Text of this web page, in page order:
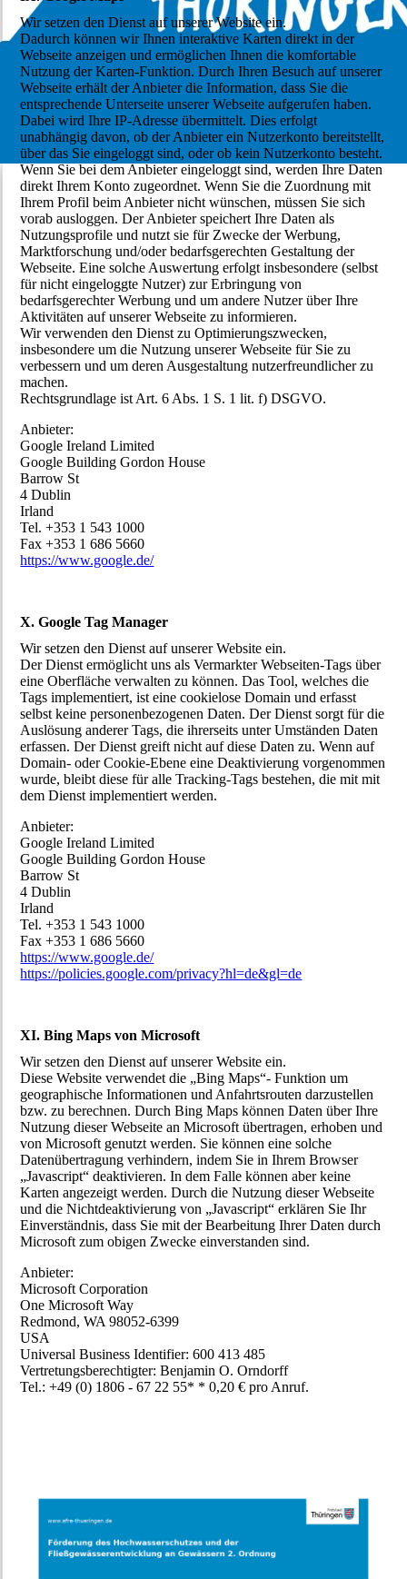
Wir setzen den Dienst auf unserer Website ein.
Dadurch können wir Ihnen interaktive Karten direkt in der
Webseite anzeigen und ermöglichen Ihnen die komfortable
Nutzung der Karten-Funktion. Durch Ihren Besuch auf unserer
Webseite erhält der Anbieter die Information, dass Sie die
entsprechende Unterseite unserer Webseite aufgerufen haben.
Dabei wird Ihre IP-Adresse übermittelt. Dies erfolgt
unabhängig davon, ob der Anbieter ein Nutzerkonto bereitstellt,
über das Sie eingeloggt sind, oder ob kein Nutzerkonto besteht.
Wenn Sie bei dem Anbieter eingeloggt sind, werden Ihre Daten
direkt Ihrem Konto zugeordnet. Wenn Sie die Zuordnung mit
Ihrem Profil beim Anbieter nicht wünschen, müssen Sie sich
vorab ausloggen. Der Anbieter speichert Ihre Daten als
Nutzungsprofile und nutzt sie für Zwecke der Werbung,
Marktforschung und/oder bedarfsgerechten Gestaltung der
Webseite. Eine solche Auswertung erfolgt insbesondere (selbst
für nicht eingeloggte Nutzer) zur Erbringung von
bedarfsgerechter Werbung und um andere Nutzer über Ihre
Aktivitäten auf unserer Webseite zu informieren.
Wir verwenden den Dienst zu Optimierungszwecken,
insbesondere um die Nutzung unserer Webseite für Sie zu
verbessern und um deren Ausgestaltung nutzerfreundlicher zu
machen.
Rechtsgrundlage ist Art. 6 Abs. 1 S. 1 lit. f) DSGVO.
Anbieter:
Google Ireland Limited
Google Building Gordon House
Barrow St
4 Dublin
Irland
Tel. +353 1 543 1000
Fax +353 1 686 5660
https://www.google.de/
X. Google Tag Manager
Wir setzen den Dienst auf unserer Website ein.
Der Dienst ermöglicht uns als Vermarkter Webseiten-Tags über
eine Oberfläche verwalten zu können. Das Tool, welches die
Tags implementiert, ist eine cookielose Domain und erfasst
selbst keine personenbezogenen Daten. Der Dienst sorgt für die
Auslösung anderer Tags, die ihrerseits unter Umständen Daten
erfassen. Der Dienst greift nicht auf diese Daten zu. Wenn auf
Domain- oder Cookie-Ebene eine Deaktivierung vorgenommen
wurde, bleibt diese für alle Tracking-Tags bestehen, die mit mit
dem Dienst implementiert werden.
Anbieter:
Google Ireland Limited
Google Building Gordon House
Barrow St
4 Dublin
Irland
Tel. +353 1 543 1000
Fax +353 1 686 5660
https://www.google.de/
https://policies.google.com/privacy?hl=de&gl=de
XI. Bing Maps von Microsoft
Wir setzen den Dienst auf unserer Website ein.
Diese Website verwendet die „Bing Maps“- Funktion um
geographische Informationen und Anfahrtsrouten darzustellen
bzw. zu berechnen. Durch Bing Maps können Daten über Ihre
Nutzung dieser Webseite an Microsoft übertragen, erhoben und
von Microsoft genutzt werden. Sie können eine solche
Datenübertragung verhindern, indem Sie in Ihrem Browser
„Javascript“ deaktivieren. In dem Falle können aber keine
Karten angezeigt werden. Durch die Nutzung dieser Webseite
und die Nichtdeaktivierung von „Javascript“ erklären Sie Ihr
Einverständnis, dass Sie mit der Bearbeitung Ihrer Daten durch
Microsoft zum obigen Zwecke einverstanden sind.
Anbieter:
Microsoft Corporation
One Microsoft Way
Redmond, WA 98052-6399
USA
Universal Business Identifier: 600 413 485
Vertretungsberechtigter: Benjamin O. Orndorff
Tel.: +49 (0) 1806 - 67 22 55* * 0,20 € pro Anruf.